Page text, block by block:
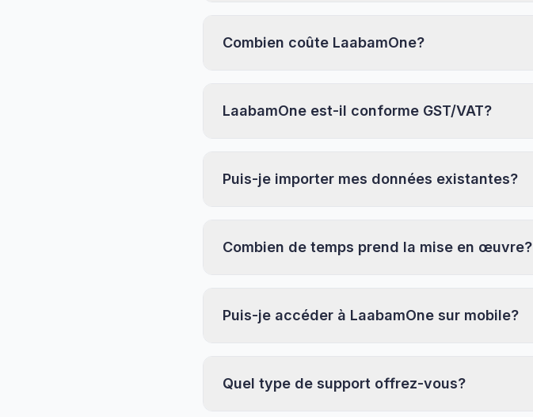
Combien coûte LaabamOne?
LaabamOne est-il conforme GST/VAT?
Puis-je importer mes données existantes?
Combien de temps prend la mise en œuvre?
Puis-je accéder à LaabamOne sur mobile?
Quel type de support offrez-vous?